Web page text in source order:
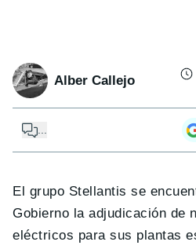
Alber Callejo
...
El grupo Stellantis se
Gobierno la adjudicación de
eléctricos para sus plantas